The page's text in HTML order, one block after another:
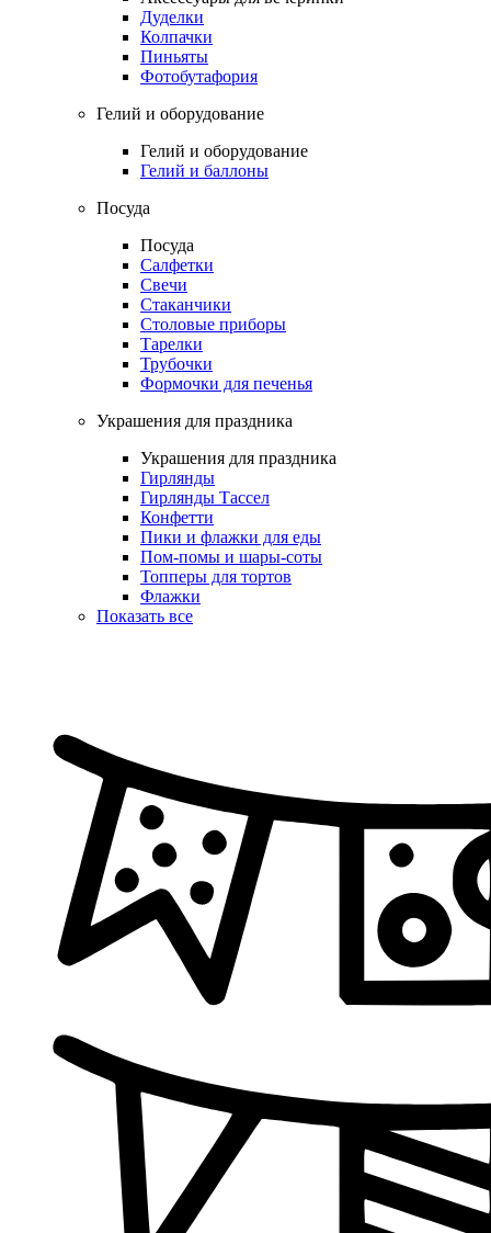
Дуделки
Колпачки
Пиньяты
Фотобутафория
Гелий и оборудование
Гелий и оборудование
Гелий и баллоны
Посуда
Посуда
Салфетки
Свечи
Стаканчики
Столовые приборы
Тарелки
Трубочки
Формочки для печенья
Украшения для праздника
Украшения для праздника
Гирлянды
Гирлянды Тассел
Конфетти
Пики и флажки для еды
Пом-помы и шары-соты
Топперы для тортов
Флажки
Показать все